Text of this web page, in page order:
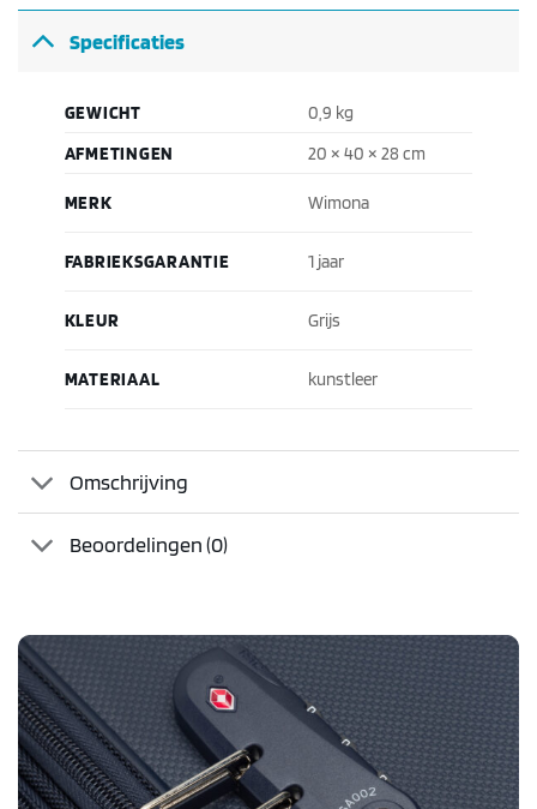
Specificaties
GEWICHT
0,9 kg
AFMETINGEN
20 × 40 × 28 cm
MERK Wimona
FABRIEKSGARANTIE 1 jaar
KLEUR Grijs
MATERIAAL kunstleer
Omschrijving
Beoordelingen (0)